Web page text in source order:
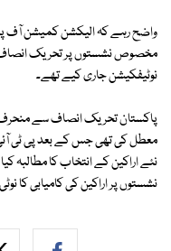
واضح رہے کہ الیکشن کمیشن آف
مخصوص نشستوں پر تحریک انصاف
نوٹیفکیشن جاری کیے تھے۔
معطل کی تھی جس کے بعد پی ٹی
نئے اراکین کے انتخاب کا
نشستوں پر اراکین کی کامیابی کا